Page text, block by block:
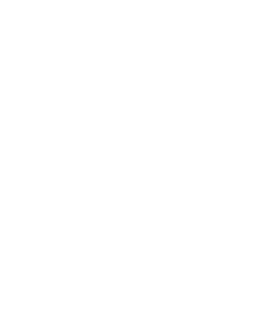
und elastisch. Die Fläche kann
werden. Bei Bedarf lassen sich einzelne Matten
wirtschaftlich.